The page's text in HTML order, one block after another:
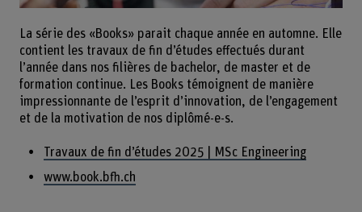
La série des «Books» parait chaque année en automne. Elle
contient les travaux de fin d’études effectués durant
l’année dans nos filières de bachelor, de master et de
formation continue. Les Books témoignent de manière
impressionnante de l’esprit d’innovation, de l’engagement
et de la motivation de nos diplômé-e-s.
Travaux de fin d’études 2025 | MSc Engineering
www.book.bfh.ch